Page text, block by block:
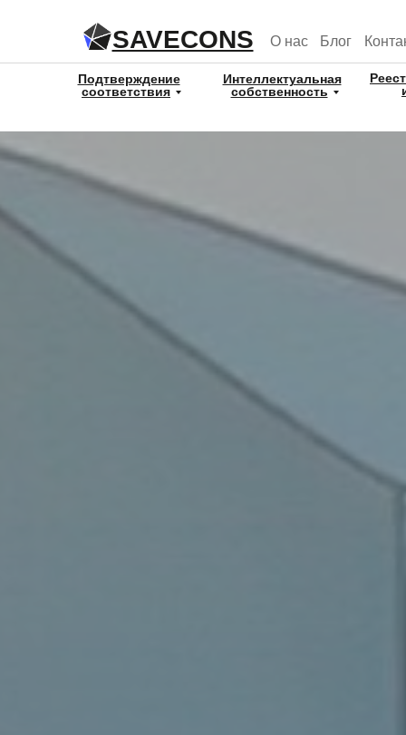
Подтверждение
соответствия
Интеллектуальная
собственность
SAVECONS О нас Блог